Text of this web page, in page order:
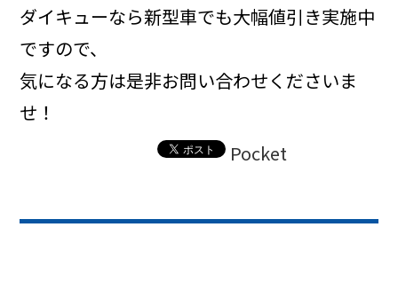
ダイキューなら新型車でも大幅値引き実施中
ですので、
気になる方は是非お問い合わせくださいま
せ！
Pocket